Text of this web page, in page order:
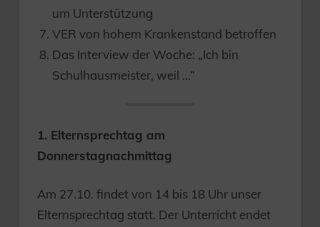
um Unterstützung
VER von hohem Krankenstand betroffen
Das Interview der Woche: „Ich bin
Schulhausmeister, weil …“
1. Elternsprechtag am
Donnerstagnachmittag
Am 27.10. findet von 14 bis 18 Uhr unser
Elternsprechtag statt. Der Unterricht endet